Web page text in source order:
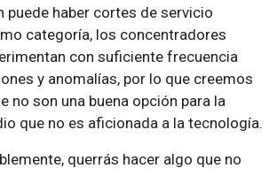
puede haber cortes de servicio
categoría, los concentradores
con suficiente frecuencia
y anomalías, por lo que creemos
no son una buena opción para la
que no es aficionada a la tecnología.
querrás hacer algo que no